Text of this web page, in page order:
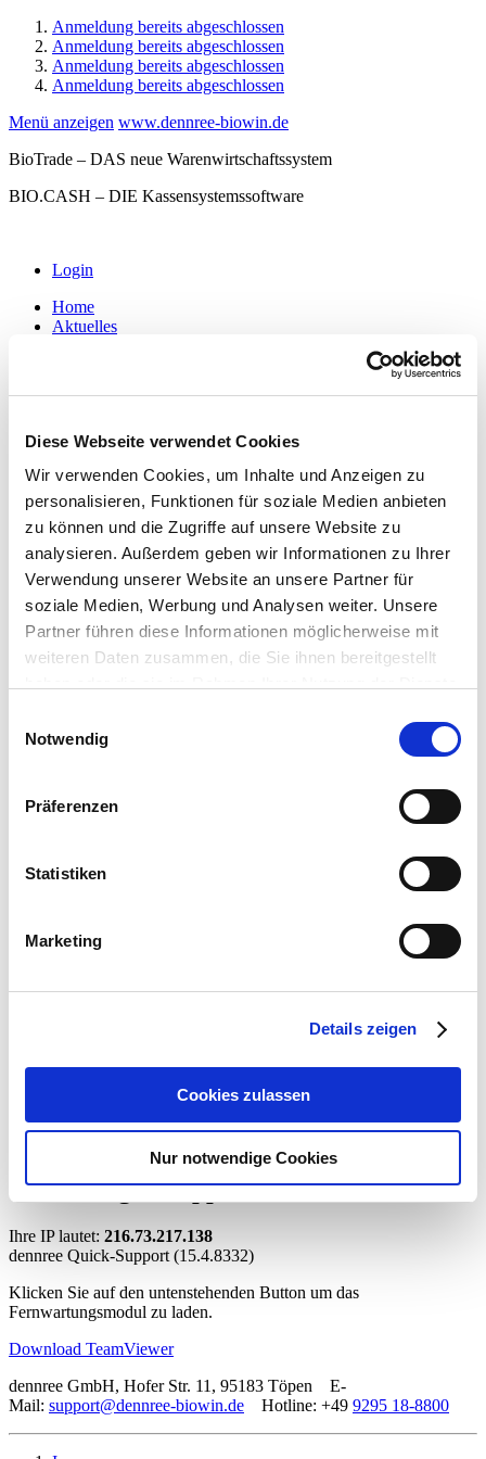
Diese Webseite verwendet Cookies
Wir verwenden Cookies, um Inhalte und Anzeigen zu
personalisieren, Funktionen für soziale Medien anbieten
zu können und die Zugriffe auf unsere Website zu
analysieren. Außerdem geben wir Informationen zu Ihrer
Verwendung unserer Website an unsere Partner für
soziale Medien, Werbung und Analysen weiter. Unsere
Partner führen diese Informationen möglicherweise mit
weiteren Daten zusammen, die Sie ihnen bereitgestellt
Notwendig
Präferenzen
Statistiken
Marketing
Details zeigen
Cookies zulassen
Nur notwendige Cookies
Anmeldung bereits abgeschlossen
Anmeldung bereits abgeschlossen
Anmeldung bereits abgeschlossen
Anmeldung bereits abgeschlossen
Menü anzeigen www.dennree-biowin.de
BioTrade – DAS neue Warenwirtschaftssystem
BIO.CASH – DIE Kassensystemssoftware
Login
Home
Aktuelles
Waagenkommunikation
Kassen
Kassen-Peripherie
MDE-Geräte
Zubehör
Service
Support
Newsletter
Sie sind hier!
Kontakt
Anmeldung bereits abgeschlossen
Anmeldung
abgeschlossen
Leider ist ein Fehler aufgetreten. Ihre Anmeldung wurde bereits
Sie benötigen Support?
Ihre IP lautet: 216.73.217.138
dennree Quick-Support (15.4.8332)
Klicken Sie auf den untenstehenden Button um das
Fernwartungsmodul zu laden.
Download TeamViewer
dennree GmbH, Hofer Str. 11, 95183 Töpen E-
Mail: support@dennree-biowin.de Hotline: +49 9295 18-8800